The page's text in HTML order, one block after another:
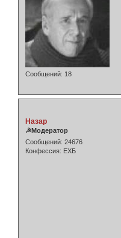
Сообщений: 18
Назар
☭Модератор
Сообщений: 24676
Конфессия: ЕХБ